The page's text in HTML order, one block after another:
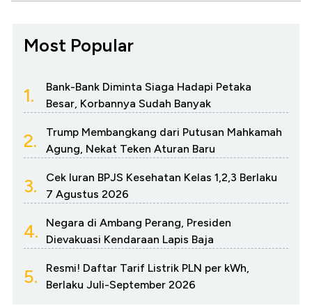
Most Popular
1.
Bank-Bank Diminta Siaga Hadapi Petaka
Besar, Korbannya Sudah Banyak
2.
Trump Membangkang dari Putusan Mahkamah
Agung, Nekat Teken Aturan Baru
3.
Cek Iuran BPJS Kesehatan Kelas 1,2,3 Berlaku
7 Agustus 2026
4.
Negara di Ambang Perang, Presiden
Dievakuasi Kendaraan Lapis Baja
5.
Resmi! Daftar Tarif Listrik PLN per kWh,
Berlaku Juli-September 2026